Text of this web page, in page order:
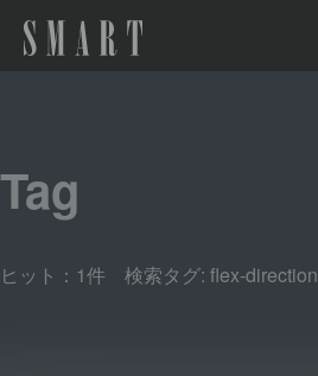
Tag
ヒット：1件 検索タグ: flex-direction